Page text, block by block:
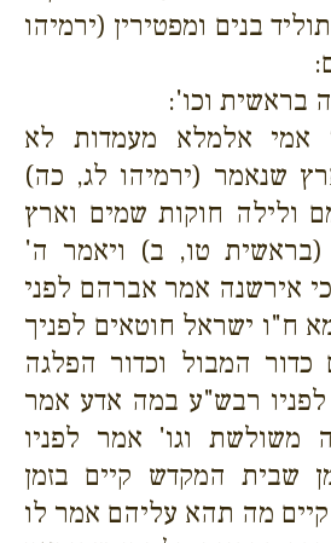
בנים ומפטירין (ירמיהו
בראשית וכו':
אמי אלמלא מעמדות לא
שנאמר (ירמיהו לג, כה)
ולילה חוקות שמים וארץ
טו, ב) ויאמר ה'
אירשנה אמר אברהם לפני
ח"ו ישראל חוטאים לפניך
המבול וכדור הפלגה
רבש"ע במה אדע אמר
משולשת וגו' אמר לפניו
שבית המקדש קיים בזמן
מה תהא עליהם אמר לו